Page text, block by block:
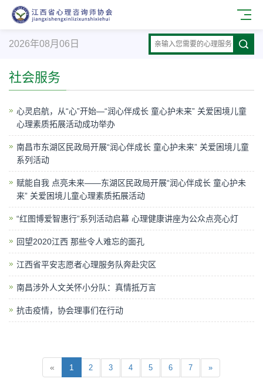
2026年08月06日
社会服务
心灵启航，从“心”开始—“润心伴成长 童心护未来” 关爱困境儿童
心理素质拓展活动成功举办
南昌市东湖区民政局开展“润心伴成长 童心护未来” 关爱困境儿童
系列活动
赋能自我 点亮未来——东湖区民政局开展“润心伴成长 童心护未
来” 关爱困境儿童心理素质拓展活动
“红图博爱智惠行”系列活动启幕 心理健康讲座为公众点亮心灯
回望2020江西 那些令人难忘的面孔
江西省平安志愿者心理服务队奔赴灾区
南昌涉外人文关怀小分队：真情抵万言
抗击疫情，协会理事们在行动
« 1 2 3 4 5 6 7 »